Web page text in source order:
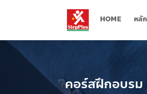
HOME หลั
คอร์สฝึกอบรม